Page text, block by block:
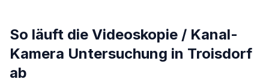
So läuft die Videoskopie / Kanal-
Kamera Untersuchung in Troisdorf
ab